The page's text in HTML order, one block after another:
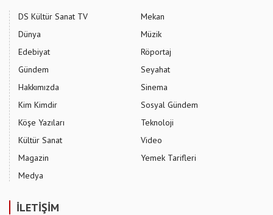
DS Kültür Sanat TV
Dünya
Edebiyat
Gündem
Hakkımızda
Kim Kimdir
Köşe Yazıları
Kültür Sanat
Magazin
Medya
Mekan
Müzik
Röportaj
Seyahat
Sinema
Sosyal Gündem
Teknoloji
Video
Yemek Tarifleri
İLETİŞİM